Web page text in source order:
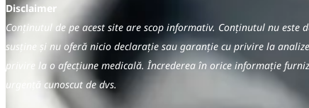
Disclaimer
Conținutul de pe acest site are scop informativ. Conținutul nu este
susține și nu oferă nicio declarație sau garanție cu privire la
privire la o afecțiune medicală. Încrederea în orice informație
urgență cunoscut de dvs.